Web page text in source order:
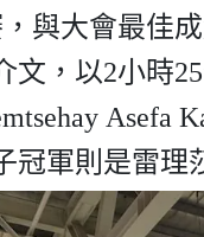
與大會最佳
文，以2小時
Asefa
冠軍則是雷理